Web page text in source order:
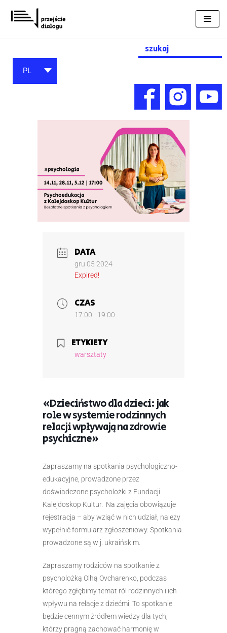
Przejdź
do
Search
for:
PL
DATA
gru 05 2024
Expired!
CZAS
17:00 - 19:00
ETYKIETY
warsztaty
«Dzieciństwo dla dzieci: jak
role w systemie rodzinnych
relacji wpływają na zdrowie
psychiczne»
Zapraszamy na spotkania psychologiczno-
edukacyjne, prowadzone przez
doświadczone psycholożki z Fundacji
Kalejdoskop Kultur. Na zajęcia obowiązuje
rejestracja – aby wziąć w nich udział, należy
wypełnić formularz zgłoszeniowy. Spotkania
prowadzone są w j. ukraińskim.
Zapraszamy rodziców na spotkanie z
psycholożką Olhą Ovcharenko, podczas
którego zgłębimy temat ról rodzinnych i ich
wpływu na relacje z dziećmi. To spotkanie
będzie cennym źródłem wiedzy dla tych,
którzy pragną zachować harmonię w